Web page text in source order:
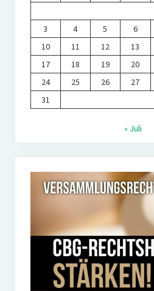
3
4 5 6
10
11 12 13
17
18 19 20
24
25 26 27
31
« Juli